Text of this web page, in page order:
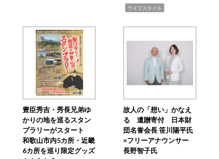
ライフスタイル
豊臣秀吉・秀長兄弟ゆ
かりの地を巡るスタン
プラリーがスタート
和歌山市内5カ所・近畿
6カ所を巡り限定グッズ
故人の「想い」かなえ
る 遺贈寄付 日本財
団名誉会長 笹川陽平氏
×フリーアナウンサー
長野智子氏